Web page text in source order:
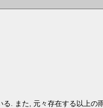
. また, 元々存在する以上